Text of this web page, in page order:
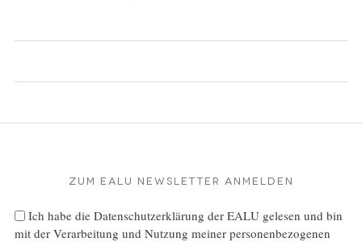
Zum EALU Newsletter anmelden
Ich habe die Datenschutzerklärung der EALU gelesen und bin
mit der Verarbeitung und Nutzung meiner personenbezogenen